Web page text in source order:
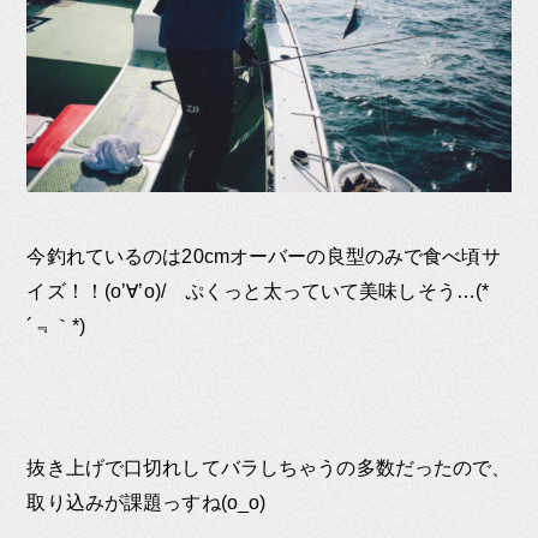
今釣れているのは20cmオーバーの良型のみで食べ頃サ
イズ！！(o’∀’o)/ ぷくっと太っていて美味しそう…(*
´﹃｀*)
抜き上げで口切れしてバラしちゃうの多数だったので、
取り込みが課題っすね(o_o)